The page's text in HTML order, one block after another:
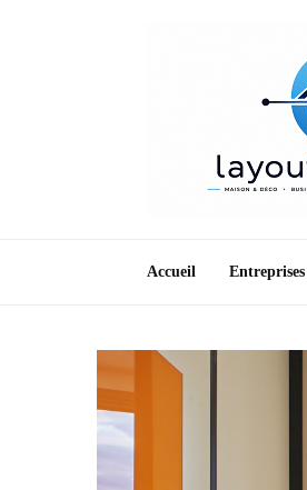
Accueil Entreprises